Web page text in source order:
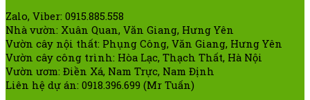
Zalo, Viber: 0915.885.558
Nhà vườn: Xuân Quan, Văn Giang, Hưng Yên
Vườn cây nội thất: Phụng Công, Văn Giang, Hưng Yên
Vườn cây công trình: Hòa Lạc, Thạch Thất, Hà Nội
Vườn ươm: Điền Xá, Nam Trực, Nam Định
Liên hệ dự án: 0918.396.699 (Mr Tuấn)